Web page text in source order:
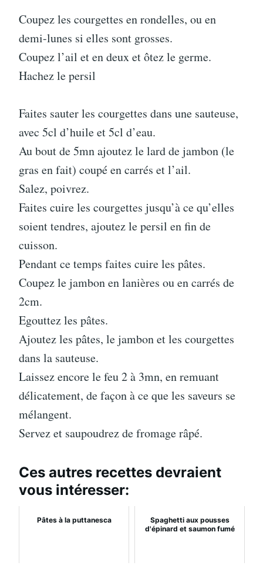
Coupez les courgettes en rondelles, ou en
demi-lunes si elles sont grosses.
Coupez l’ail et en deux et ôtez le germe.
Hachez le persil
Faites sauter les courgettes dans une sauteuse,
avec 5cl d’huile et 5cl d’eau.
Au bout de 5mn ajoutez le lard de jambon (le
gras en fait) coupé en carrés et l’ail.
Salez, poivrez.
Faites cuire les courgettes jusqu’à ce qu’elles
soient tendres, ajoutez le persil en fin de
cuisson.
Pendant ce temps faites cuire les pâtes.
Coupez le jambon en lanières ou en carrés de
2cm.
Egouttez les pâtes.
Ajoutez les pâtes, le jambon et les courgettes
dans la sauteuse.
Laissez encore le feu 2 à 3mn, en remuant
délicatement, de façon à ce que les saveurs se
mélangent.
Servez et saupoudrez de fromage râpé.
Ces autres recettes devraient
vous intéresser:
Pâtes à la puttanesca
Spaghetti aux pousses
d'épinard et saumon fumé